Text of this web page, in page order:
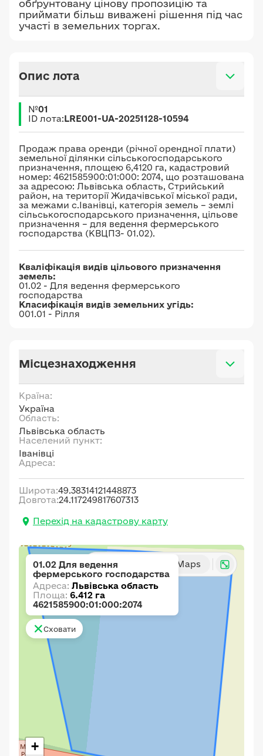
обґрунтовану цінову пропозицію та
приймати більш виважені рішення під час
участі в земельних торгах.
Опис лота
№01
ID лота:LRE001-UA-20251128-10594
Продаж права оренди (річної орендної плати)
земельної ділянки сільськогосподарського
призначення, площею 6,4120 га, кадастровий
номер: 4621585900:01:000: 2074, що розташована
за адресою: Львівська область, Стрийський
район, на території Жидачівської міської ради,
за межами с.Іванівці, категорія земель – землі
сільськогосподарського призначення, цільове
призначення – для ведення фермерського
господарства (КВЦПЗ- 01.02).
Кваліфікація видів цільового призначення
земель:
01.02 - Для ведення фермерського
господарства
Класифікація видів земельних угідь:
001.01 - Рілля
Місцезнаходження
Країна:
Україна
Область:
Львівська область
Населений пункт:
Іванівці
Адреса:
Широта:49.38314121448873
Довгота:24.117249817607313
Перехід на кадастрову карту
Карта Google Maps
+
01.02 Для ведення
фермерського господарства
Адреса: Львівська область
Площа: 6.412 га
4621585900:01:000:2074
Сховати